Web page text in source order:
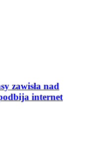
zawisła nad
internet